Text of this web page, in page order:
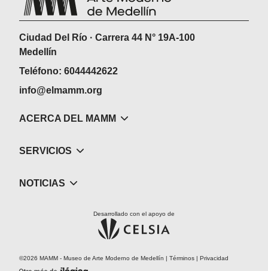
Ciudad Del Río · Carrera 44 N° 19A-100
Medellín
Teléfono: 6044442622
info@elmamm.org
ACERCA DEL MAMM
SERVICIOS
NOTICIAS
Desarrollado con el apoyo de
©2026 MAMM - Museo de Arte Moderno de Medellín | Términos | Privacidad